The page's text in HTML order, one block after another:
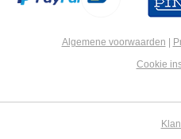
Algemene voorwaarden |
Cookie